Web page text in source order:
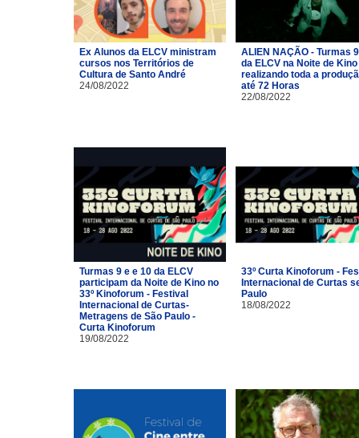
Ex Alunos da ELCV ministram
cursos nos Territórios de
Cultura de Santo André
24/08/2022
ALIEN NAÇÃO - Turmas
da ELCV na Noite de Kino
realizando toda a
até 72 Horas
22/08/2022
Turmas 9 e e 10 da ELCV
participam da Noite de Kino no
33º Kinoforum - Festival
Internacional de Curtas-
Metragens de São Paulo -
Curta Kinoforum
19/08/2022
33º Curta Kinoforum -
Internacional de Curtas
Paulo
18/08/2022